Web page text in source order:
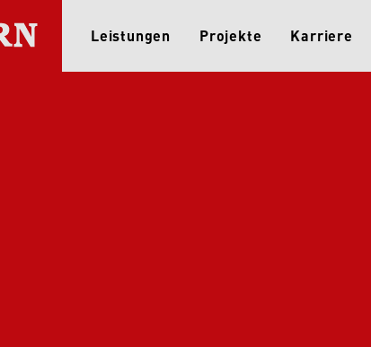
Leistungen Projekte Karriere